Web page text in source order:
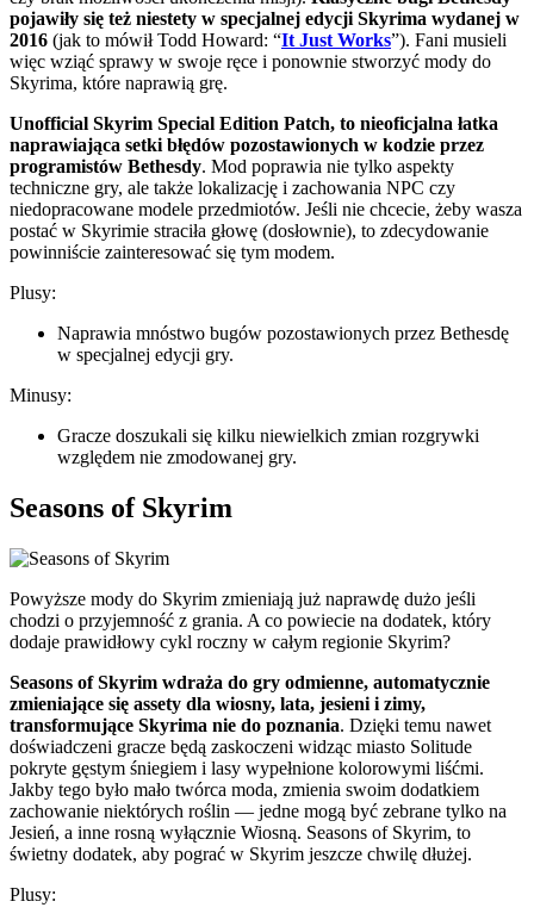
pojawiły się też niestety w specjalnej edycji Skyrima wydanej w
2016 (jak to mówił Todd Howard: “It Just Works”). Fani musieli
więc wziąć sprawy w swoje ręce i ponownie stworzyć mody do
Skyrima, które naprawią grę.
Unofficial Skyrim Special Edition Patch, to nieoficjalna łatka
naprawiająca setki błędów pozostawionych w kodzie przez
programistów Bethesdy. Mod poprawia nie tylko aspekty
techniczne gry, ale także lokalizację i zachowania NPC czy
niedopracowane modele przedmiotów. Jeśli nie chcecie, żeby wasza
postać w Skyrimie straciła głowę (dosłownie), to zdecydowanie
powinniście zainteresować się tym modem.
Plusy:
Naprawia mnóstwo bugów pozostawionych przez Bethesdę
w specjalnej edycji gry.
Minusy:
Gracze doszukali się kilku niewielkich zmian rozgrywki
względem nie zmodowanej gry.
Seasons of Skyrim
Powyższe mody do Skyrim zmieniają już naprawdę dużo jeśli
chodzi o przyjemność z grania. A co powiecie na dodatek, który
dodaje prawidłowy cykl roczny w całym regionie Skyrim?
Seasons of Skyrim wdraża do gry odmienne, automatycznie
zmieniające się assety dla wiosny, lata, jesieni i zimy,
transformujące Skyrima nie do poznania. Dzięki temu nawet
doświadczeni gracze będą zaskoczeni widząc miasto Solitude
pokryte gęstym śniegiem i lasy wypełnione kolorowymi liśćmi.
Jakby tego było mało twórca moda, zmienia swoim dodatkiem
zachowanie niektórych roślin — jedne mogą być zebrane tylko na
Jesień, a inne rosną wyłącznie Wiosną. Seasons of Skyrim, to
świetny dodatek, aby pograć w Skyrim jeszcze chwilę dłużej.
Plusy: